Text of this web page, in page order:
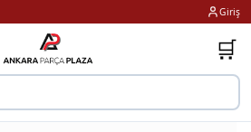
Giriş
🛒